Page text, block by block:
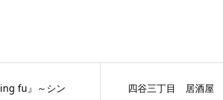
fu』～シン
四谷三丁目 居酒屋